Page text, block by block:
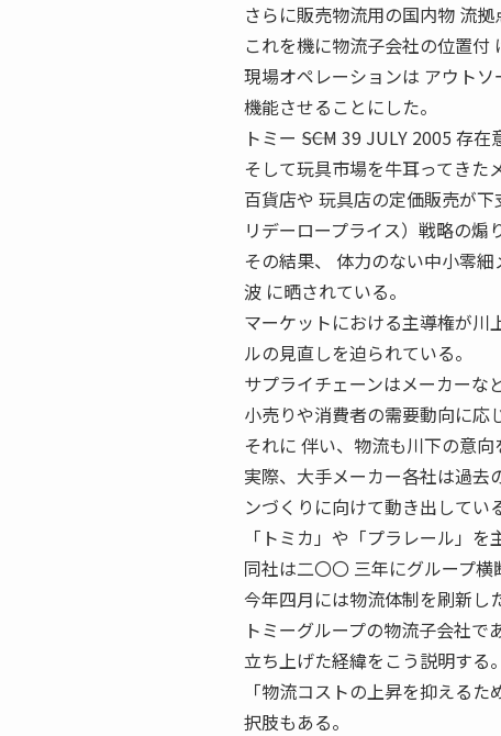
さらに販売物流用の国内物 流拠
これを機に物流子会社の位置付
現場オペレーションは アウト
機能させることにした。
トミー ――SCM 39 JULY 2005 存
そして玩具市場を牛耳ってきた
百貨店や 玩具店の定価販売が
リデーロープライス）戦略の煽
その結果、 体力のない中小零
波 に晒されている。
マーケットにおける主導権が川
ルの見直しを迫られている。
サプライチェーンはメーカーな
小売りや消費者の需要動向に応
それに 伴い、物流も川下の意
実際、大手メーカー各社は過去
ンづくりに向けて動き出してい
「トミカ」や「プラレール」
同社は二〇〇 三年にグループ横
今年四月には物流体制を刷新し
トミーグループの物流子会社
立ち上げた経緯をこう説明する。
「物流コストの上昇を抑える
択肢もある。